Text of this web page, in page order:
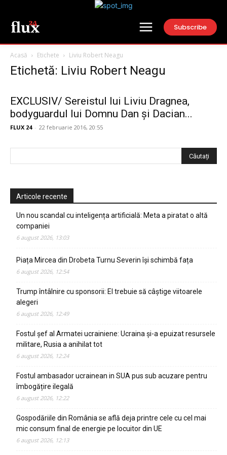
Subscribe
Acasă Etichete Liviu Robert Neagu
Etichetă: Liviu Robert Neagu
EXCLUSIV/ Sereistul lui Liviu Dragnea,
bodyguardul lui Domnu Dan și Dacian...
FLUX 24 - 22 februarie 2016, 20:55
Articole recente
Un nou scandal cu inteligența artificială: Meta a piratat o altă
companiei
6 august 2026, 13:03
Piața Mircea din Drobeta Turnu Severin își schimbă fața
6 august 2026, 12:54
Trump întâlnire cu sponsorii: El trebuie să câștige viitoarele
alegeri
6 august 2026, 12:49
Fostul șef al Armatei ucrainiene: Ucraina și-a epuizat resursele
militare, Rusia a anihilat tot
6 august 2026, 12:24
Fostul ambasador ucrainean in SUA pus sub acuzare pentru
îmbogățire ilegală
6 august 2026, 12:22
Gospodăriile din România se află deja printre cele cu cel mai
mic consum final de energie pe locuitor din UE
6 august 2026, 12:13